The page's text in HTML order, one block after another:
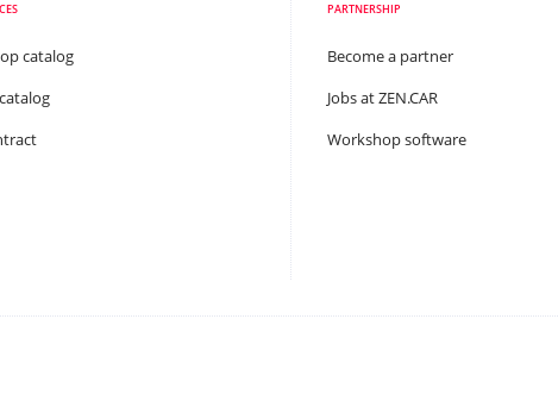
catalog
PARTNERSHIP
Become a partner
Jobs at ZEN.CAR
Workshop software